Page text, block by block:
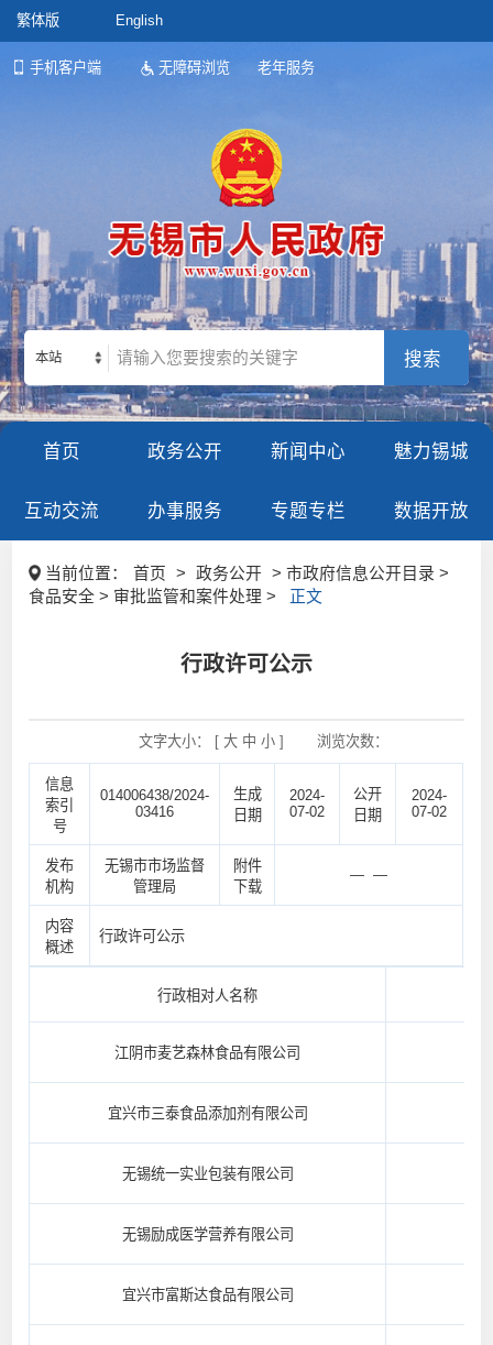
繁体版 English
手机客户端 无障碍浏览 老年服务
本站
首页 政务公开 新闻中心 魅力锡城
互动交流 办事服务 专题专栏 数据开放
当前位置： 首页 > 政务公开
> 市政府信息公开目录 >
食品安全 > 审批监管和案件处理 >
正文
行政许可公示
文字大小： [ 大 中 小] 浏览次数：
信息
索引
号
014006438/2024-
03416
生成
日期
2024-
07-02
公开
日期
2024-
07-02
发布
机构
无锡市市场监督
管理局
附件
下载
— —
内容
概述
行政许可公示
行政相对人名称
江阴市麦艺森林食品有限公司
宜兴市三泰食品添加剂有限公司
无锡统一实业包装有限公司
无锡励成医学营养有限公司
宜兴市富斯达食品有限公司